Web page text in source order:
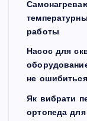
работы
Насос для
не
Як вибрати
ортопеда